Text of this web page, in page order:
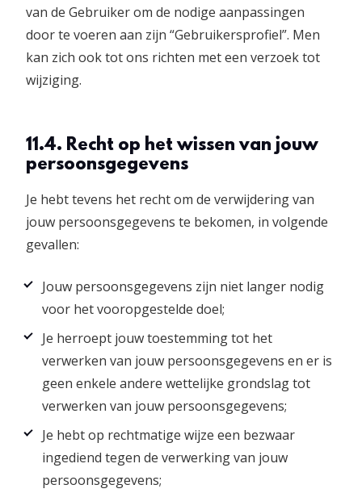
van de Gebruiker om de nodige aanpassingen
door te voeren aan zijn “Gebruikersprofiel”. Men
kan zich ook tot ons richten met een verzoek tot
wijziging.
11.4. Recht op het wissen van jouw
persoonsgegevens
Je hebt tevens het recht om de verwijdering van
jouw persoonsgegevens te bekomen, in volgende
gevallen:
Jouw persoonsgegevens zijn niet langer nodig
voor het vooropgestelde doel;
Je herroept jouw toestemming tot het
verwerken van jouw persoonsgegevens en er is
geen enkele andere wettelijke grondslag tot
verwerken van jouw persoonsgegevens;
Je hebt op rechtmatige wijze een bezwaar
ingediend tegen de verwerking van jouw
persoonsgegevens;